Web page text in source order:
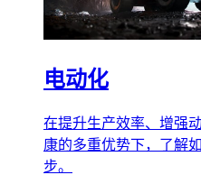
电动化
在提升生产效率、增强
康的多重优势下，了解
步。